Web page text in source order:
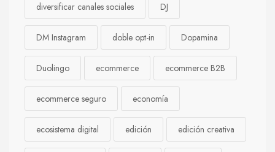
diversificar canales sociales DJ
DM Instagram doble opt-in Dopamina
Duolingo ecommerce ecommerce B2B
ecommerce seguro economía
ecosistema digital edición edición creativa